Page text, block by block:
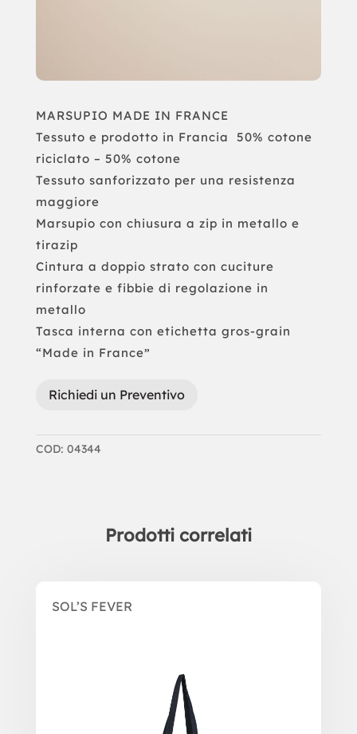
MARSUPIO MADE IN FRANCE
Tessuto e prodotto in Francia 50% cotone
riciclato – 50% cotone
Tessuto sanforizzato per una resistenza
maggiore
Marsupio con chiusura a zip in metallo e
tirazip
Cintura a doppio strato con cuciture
rinforzate e fibbie di regolazione in
metallo
Tasca interna con etichetta gros-grain
“Made in France”
Richiedi un Preventivo
COD: 04344
Prodotti correlati
SOL’S FEVER